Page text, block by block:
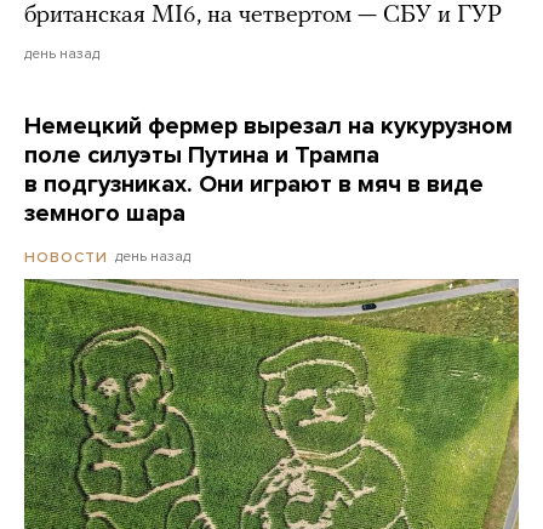
британская MI6, на четвертом — СБУ и ГУР
день назад
Немецкий фермер вырезал на кукурузном
поле силуэты Путина и Трампа
в подгузниках. Они играют в мяч в виде
земного шара
НОВОСТИ день назад